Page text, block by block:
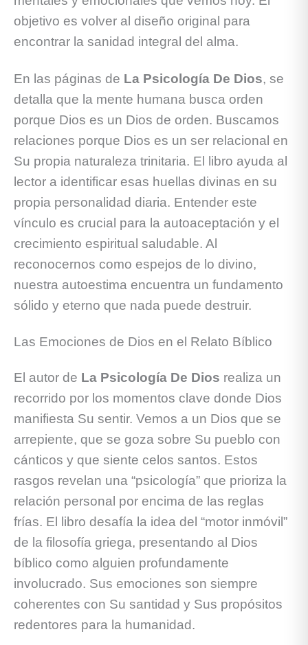
objetivo es volver al diseño original para
encontrar la sanidad integral del alma.
En las páginas de La Psicología De Dios, se
detalla que la mente humana busca orden
porque Dios es un Dios de orden. Buscamos
relaciones porque Dios es un ser relacional en
Su propia naturaleza trinitaria. El libro ayuda al
lector a identificar esas huellas divinas en su
propia personalidad diaria. Entender este
vínculo es crucial para la autoaceptación y el
crecimiento espiritual saludable. Al
reconocernos como espejos de lo divino,
nuestra autoestima encuentra un fundamento
sólido y eterno que nada puede destruir.
Las Emociones de Dios en el Relato Bíblico
El autor de La Psicología De Dios realiza un
recorrido por los momentos clave donde Dios
manifiesta Su sentir. Vemos a un Dios que se
arrepiente, que se goza sobre Su pueblo con
cánticos y que siente celos santos. Estos
rasgos revelan una “psicología” que prioriza la
relación personal por encima de las reglas
frías. El libro desafía la idea del “motor inmóvil”
de la filosofía griega, presentando al Dios
bíblico como alguien profundamente
involucrado. Sus emociones son siempre
coherentes con Su santidad y Sus propósitos
redentores para la humanidad.